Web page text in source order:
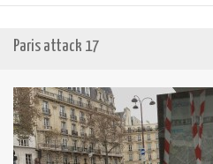
Paris attack 17